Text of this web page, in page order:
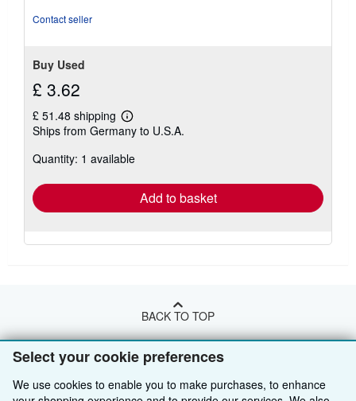
Select your cookie preferences
We use cookies to enable you to make purchases, to enhance
Contact seller
Buy Used
£ 3.62
£ 51.48 shipping
Learn
more
shipping
Ships from Germany to U.S.A.
Quantity: 1 available
Add to basket
BACK TO TOP
Shop With Us
Advanced Search
Sell With Us